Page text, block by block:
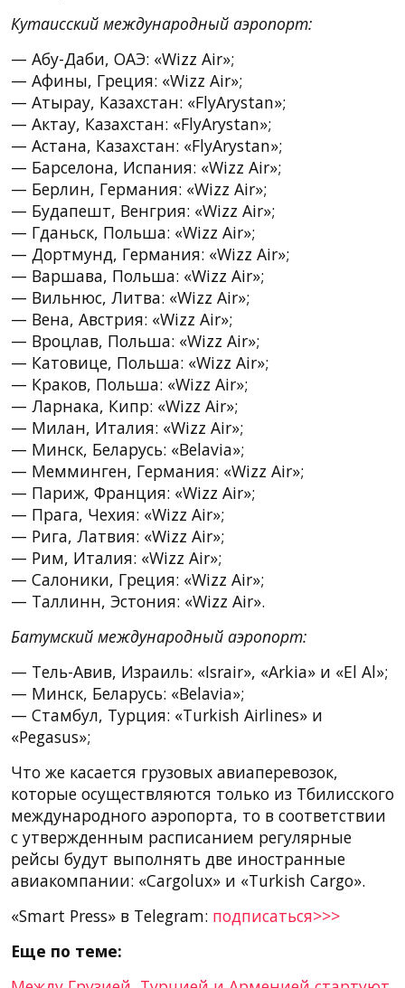
Кутаисский международный аэропорт:
— Абу-Даби, ОАЭ: «Wizz Air»;
— Афины, Греция: «Wizz Air»;
— Атырау, Казахстан: «FlyArystan»;
— Актау, Казахстан: «FlyArystan»;
— Астана, Казахстан: «FlyArystan»;
— Барселона, Испания: «Wizz Air»;
— Берлин, Германия: «Wizz Air»;
— Будапешт, Венгрия: «Wizz Air»;
— Гданьск, Польша: «Wizz Air»;
— Дортмунд, Германия: «Wizz Air»;
— Варшава, Польша: «Wizz Air»;
— Вильнюс, Литва: «Wizz Air»;
— Вена, Австрия: «Wizz Air»;
— Вроцлав, Польша: «Wizz Air»;
— Катовице, Польша: «Wizz Air»;
— Краков, Польша: «Wizz Air»;
— Ларнака, Кипр: «Wizz Air»;
— Милан, Италия: «Wizz Air»;
— Минск, Беларусь: «Belavia»;
— Мемминген, Германия: «Wizz Air»;
— Париж, Франция: «Wizz Air»;
— Прага, Чехия: «Wizz Air»;
— Рига, Латвия: «Wizz Air»;
— Рим, Италия: «Wizz Air»;
— Салоники, Греция: «Wizz Air»;
— Таллинн, Эстония: «Wizz Air».
Батумский международный аэропорт:
— Тель-Авив, Израиль: «Israir», «Arkia» и «El Al»;
— Минск, Беларусь: «Belavia»;
— Стамбул, Турция: «Turkish Airlines» и
«Pegasus»;
Что же касается грузовых авиаперевозок,
которые осуществляются только из Тбилисского
международного аэропорта, то в соответствии
с утвержденным расписанием регулярные
рейсы будут выполнять две иностранные
авиакомпании: «Cargolux» и «Turkish Cargo».
«Smart Press» в Telegram: подписаться>>>
Еще по теме: